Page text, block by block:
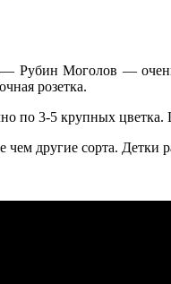
Рубин Моголов — очень
розетка.
по 3-5 крупных цветка.
другие сорта. Детки